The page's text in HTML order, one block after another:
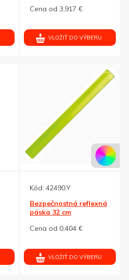
Cena od 3,917 €
VLOŽIŤ DO VÝBERU
Kód: 42490.Y
Bezpečnostná reflexná
páska 32 cm
Cena od 0,404 €
VLOŽIŤ DO VÝBERU